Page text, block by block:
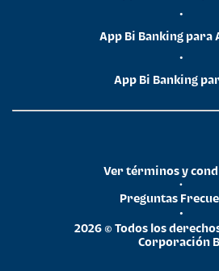
•
App Bi Banking para
•
App Bi Banking
2026 © Todos los
Corporación
•
Preguntas
•
Ver términos y